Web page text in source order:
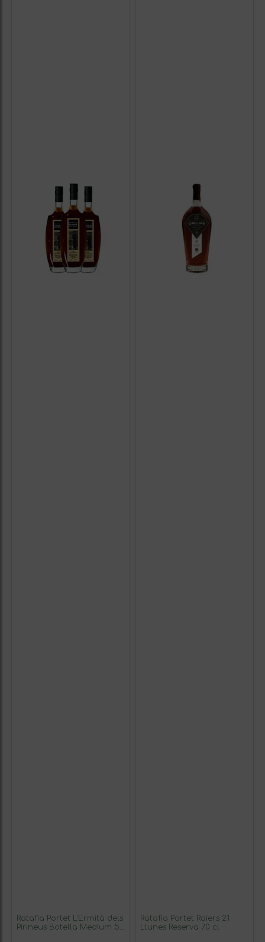
Ratafia Portet L'Ermità dels
Pirineus Botella Medium 50
Ratafia Portet Raiers 21
Llunes Reserva 70 cl